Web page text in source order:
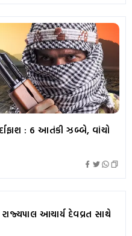
: 6 આતંકી ઝબ્બે, વાંચો
આચાર્ય દેવવ્રત સાથે